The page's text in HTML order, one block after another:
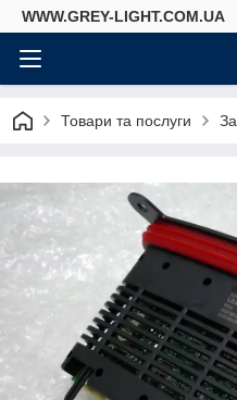
WWW.GREY-LIGHT.COM.UA
Товари та послуги